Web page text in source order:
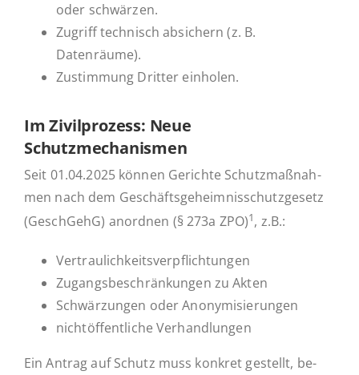
oder schwärzen.
Zugriff tech­nisch ab­si­chern (z. B.
Datenräume).
Zu­stim­mung Dritter einholen.
Im Zi­vil­pro­zess: Neue
Schutzmechanismen
Seit 01.04.2025 können Ge­rich­te Schutz­maß­nah­
men nach dem Ge­schäfts­ge­heim­nis­schutz­ge­setz
(GeschGehG) an­ord­nen (§ 273a ZPO)1, z.B.:
Ver­trau­lich­keits­ver­pflich­tun­gen
Zu­gangs­be­schrän­kun­gen zu Akten
Schwär­zun­gen oder Anonymisierungen
nicht­öf­fent­li­che Verhandlungen
Ein Antrag auf Schutz muss konkret ge­stellt, be­